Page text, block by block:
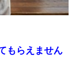
もらえません